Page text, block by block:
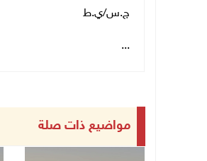
ج.س/ي.ط
...
مواضيع ذات صلة